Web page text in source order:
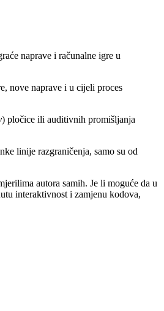
naprave i računalne igre u
nove naprave i u cijeli proces
) pločice ili auditivnih promišljanja
linije razgraničenja, samo su od
autora samih. Je li moguće da u
interaktivnost i zamjenu kodova,